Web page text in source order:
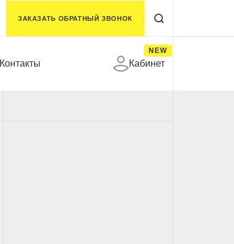
ЗАКАЗАТЬ ОБРАТНЫЙ ЗВОНОК
Контакты Кабинет
NEW